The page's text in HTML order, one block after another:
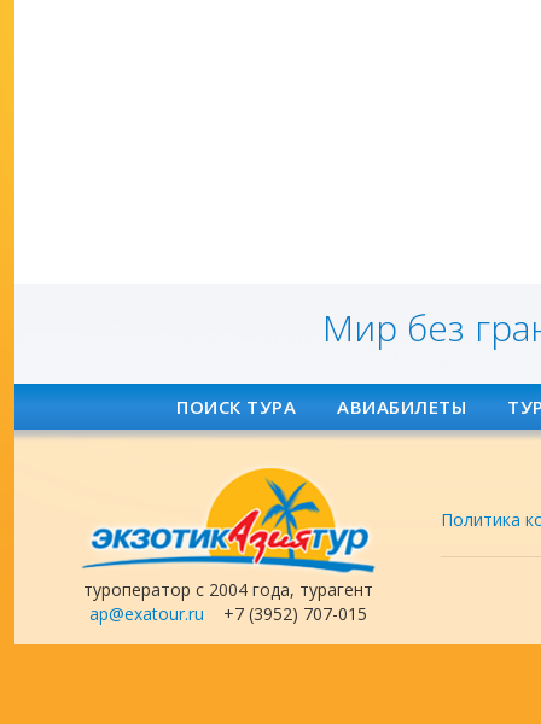
Мир без
ПОИСК ТУРА АВИАБИЛЕТЫ
туроператор с 2004 года, турагент
ap@exatour.ru +7 (3952) 707-015
Политика